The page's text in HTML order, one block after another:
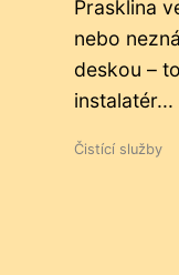
Prasklina
nebo
deskou –
instalatér...
Čistící služby